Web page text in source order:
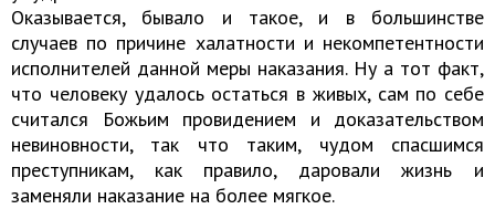
Оказывается, бывало и такое, и в большинстве
случаев по причине халатности и некомпетентности
исполнителей данной меры наказания. Ну а тот факт,
что человеку удалось остаться в живых, сам по себе
считался Божьим провидением и доказательством
невиновности, так что таким, чудом спасшимся
преступникам, как правило, даровали жизнь и
заменяли наказание на более мягкое.